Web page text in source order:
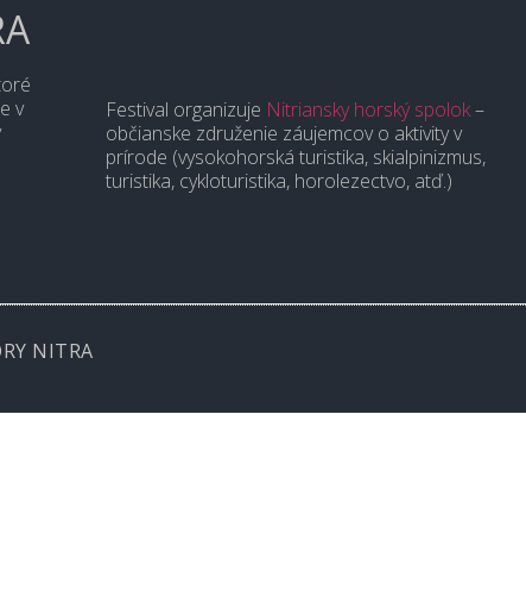
v
Festival organizuje Nitriansky horský spolok–
občianske združenie záujemcov o aktivity v
prírode (vysokohorská turistika, skialpinizmus,
turistika, cykloturistika, horolezectvo, atď.)
NITRA